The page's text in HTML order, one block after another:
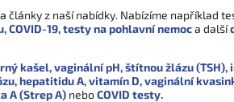
články z naší nabídky. Nabízíme například
COVID-19,testy na pohlavní nemoca další
kašel,vaginální pH,štítnou žlázu (TSH),
hepatitidu A,vitamín D,vaginální
A (Strep A) neboCOVID testy.